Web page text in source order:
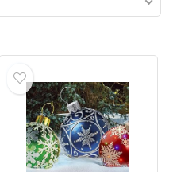
grappig roze
€29,99